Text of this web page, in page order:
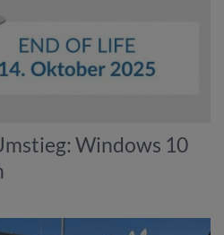
Windows 10